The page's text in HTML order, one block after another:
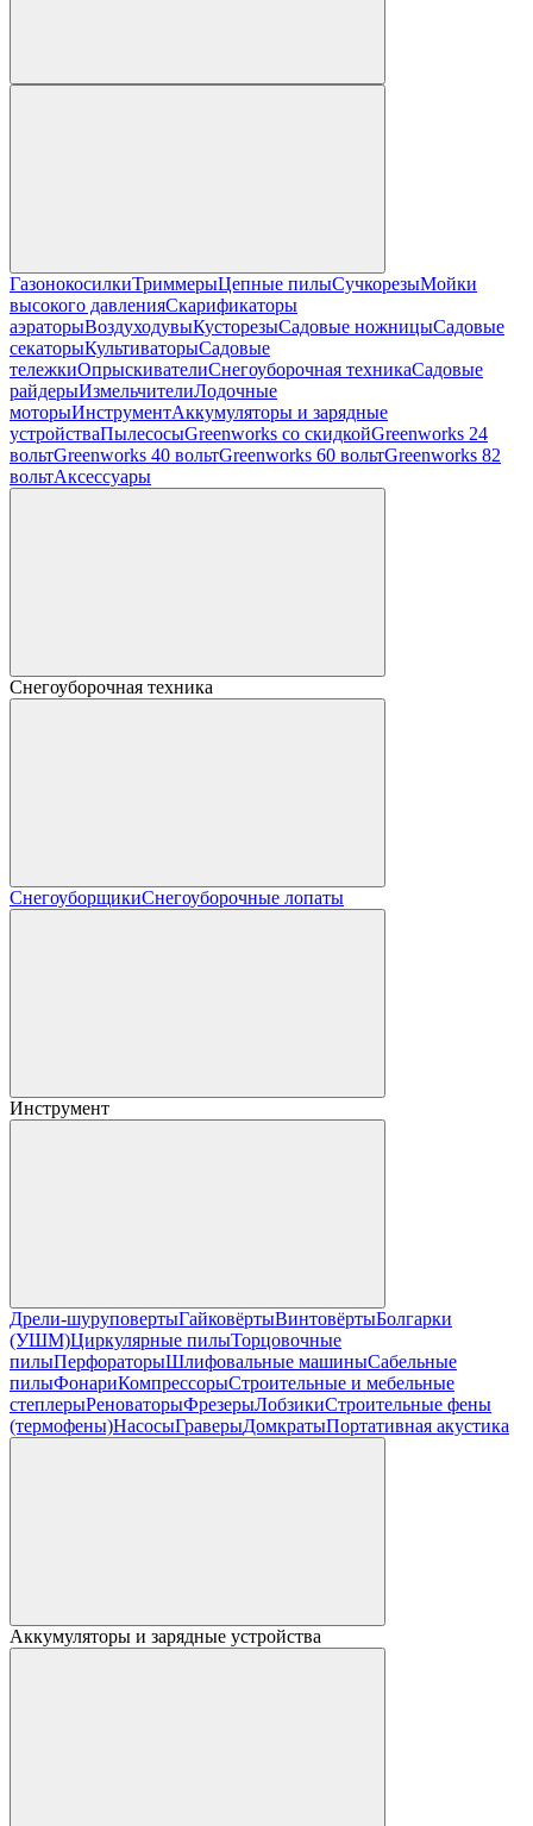
ГазонокосилкиТриммерыЦепные пилыCучкорезыМойки
высокого давленияСкарификаторы
аэраторыВоздуходувыКусторезыСадовые ножницыСадовые
секаторыКультиваторыСадовые
тележкиОпрыскивателиСнегоуборочная техникаСадовые
райдерыИзмельчителиЛодочные
моторыИнструментАккумуляторы и зарядные
устройстваПылесосыGreenworks со скидкойGreenworks 24
вольтGreenworks 40 вольтGreenworks 60 вольтGreenworks 82
вольтАксессуары
Снегоуборочная техника
СнегоуборщикиСнегоуборочные лопаты
Инструмент
Дрели-шуруповертыГайковёртыВинтовёртыБолгарки
(УШМ)Циркулярные пилыТорцовочные
пилыПерфораторыШлифовальные машиныСабельные
пилыФонариКомпрессорыСтроительные и мебельные
степлерыРеноваторыФрезерыЛобзикиСтроительные фены
(термофены)НасосыГраверыДомкратыПортативная акустика
Аккумуляторы и зарядные устройства